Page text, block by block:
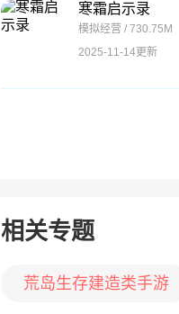
寒霜启示录
模拟经营 / 730.75M
2025-11-14更新
相关专题
荒岛生存建造类手游